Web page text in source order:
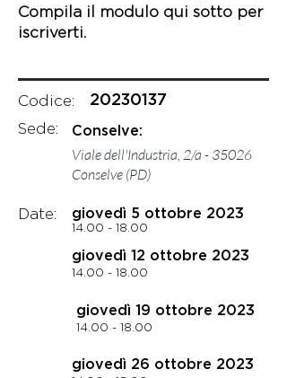
Compila il modulo qui sotto per
iscriverti.
Codice: 20230137
Sede: Conselve:
Viale dell'Industria, 2/a - 35026
Conselve (PD)
Date: giovedì 5 ottobre 2023
14.00 - 18.00
giovedì 12 ottobre 2023
14.00 - 18.00
giovedì 19 ottobre 2023
14.00 - 18.00
giovedì 26 ottobre 2023